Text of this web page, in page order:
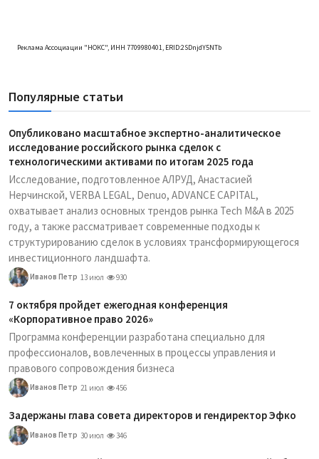
Реклама Ассоциации "НОКС", ИНН 7709980401, ERID:2SDnjdY5NTb
Популярные статьи
Опубликовано масштабное экспертно-аналитическое
исследование российского рынка сделок с
технологическими активами по итогам 2025 года
Исследование, подготовленное АЛРУД, Анастасией
Нерчинской, VERBA LEGAL, Denuo, ADVANCE CAPITAL,
охватывает анализ основных трендов рынка Tech M&A в 2025
году, а также рассматривает современные подходы к
структурированию сделок в условиях трансформирующегося
инвестиционного ландшафта.
Иванов Петр 13 июл 930
7 октября пройдет ежегодная конференция
«Корпоративное право 2026»
Программа конференции разработана специально для
профессионалов, вовлеченных в процессы управления и
правового сопровождения бизнеса
Иванов Петр 21 июл 456
Задержаны глава совета директоров и гендиректор Эфко
Иванов Петр 30 июл 346